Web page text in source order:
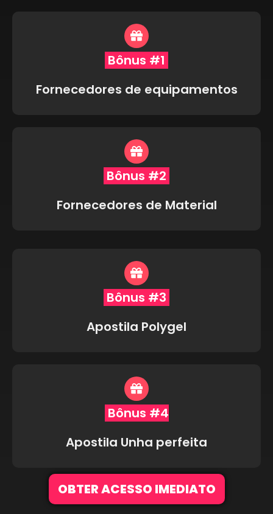
Bônus #1
Fornecedores de equipamentos
Bônus #2
Fornecedores de Material
Bônus #3
Apostila Polygel
Bônus #4
Apostila Unha perfeita
OBTER ACESSO IMEDIATO